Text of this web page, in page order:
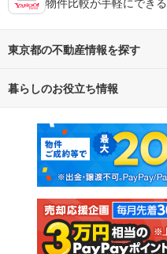
東京都の不動産情報を探す
不動産・住宅
新築マンション
新築一戸建て
注文住宅
暮らしのお役立ち情報
マンションカタログ